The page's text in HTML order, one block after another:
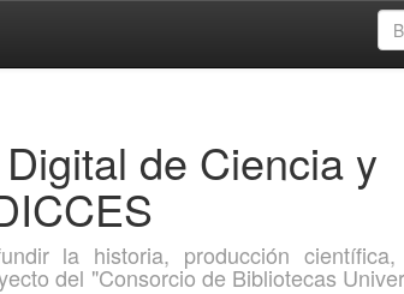
de Ciencia y
la historia, producción
del "Consorcio de Bibliotecas